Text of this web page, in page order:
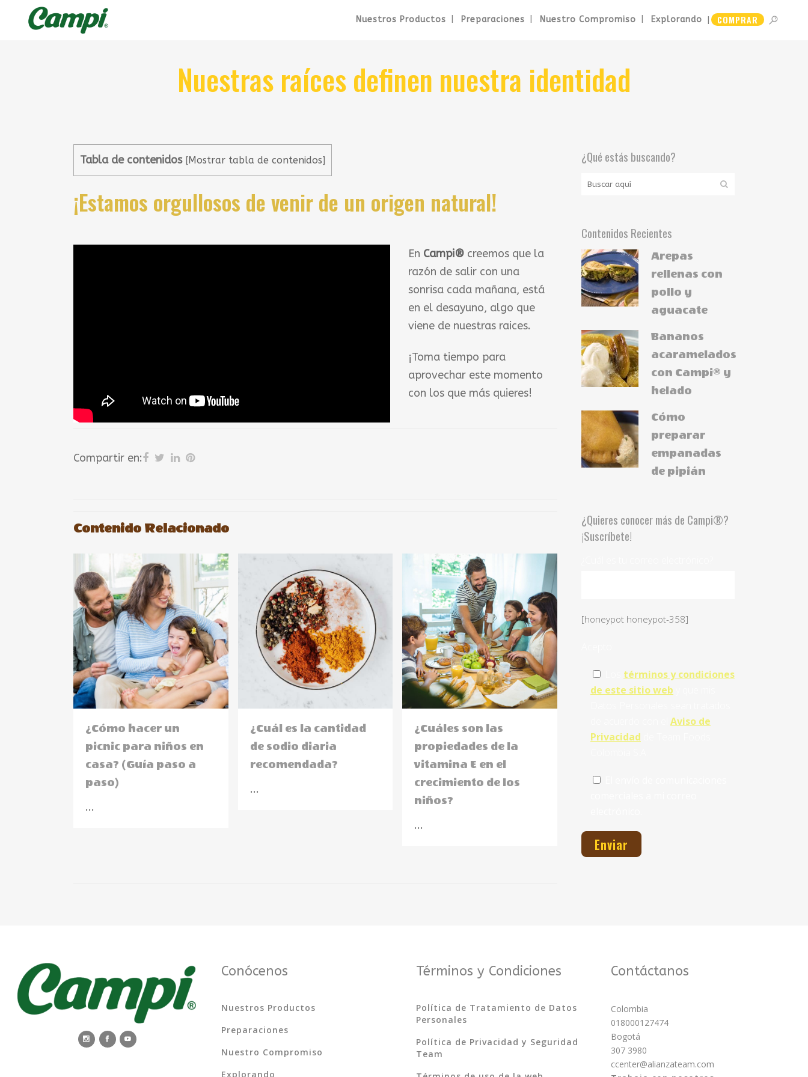
Nuestros Productos Preparaciones Nuestro Compromiso Explorando COMPRAR
Nuestras raíces definen nuestra identidad
Tabla de contenidos [Mostrar tabla de contenidos]
¡Estamos orgullosos de venir de un origen natural!
En Campi®creemos que la
razón de salir con una
sonrisa cada mañana, está
en el desayuno, algo que
viene de nuestras raices.
¡Toma tiempo para
aprovechar este momento
con los que más quieres!
Compartir en:
Contenido Relacionado
¿Cómo hacer un
picnic para niños en
casa? (Guía paso a
paso)
...
¿Cuál es la cantidad
de sodio diaria
recomendada?
...
¿Cuáles son las
propiedades de la
vitamina E en el
crecimiento de los
niños?
...
¿Qué estás buscando?
Contenidos Recientes
Arepas
rellenas con
pollo y
aguacate
Bananos
acaramelados
con Campi® y
helado
Cómo
preparar
empanadas
de pipián
¿Quieres conocer más de Campi®?
¡Suscríbete!
[honeypot honeypot-358]
términos y condiciones
de este sitio web
Aviso de
Privacidad
Conócenos
Nuestros Productos
Preparaciones
Nuestro Compromiso
Explorando
Términos y Condiciones
Política de Tratamiento de Datos
Personales
Política de Privacidad y Seguridad
Team
Contáctanos
Colombia
018000127474
Bogotá
307 3980
ccenter@alianzateam.com